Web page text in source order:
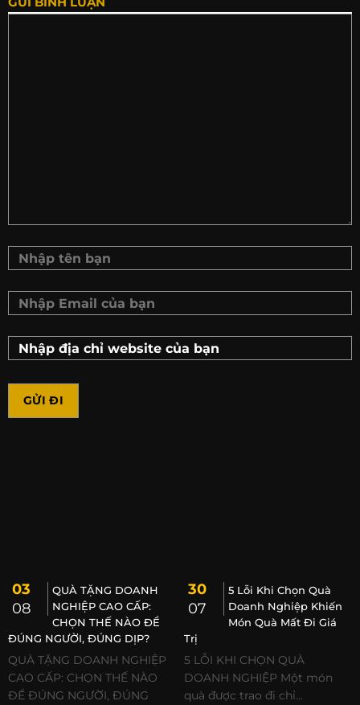
03
08
QUÀ TẶNG DOANH
NGHIỆP CAO CẤP:
CHỌN THẾ NÀO ĐỂ
ĐÚNG NGƯỜI, ĐÚNG DỊP?
QUÀ TẶNG DOANH NGHIỆP
CAO CẤP: CHỌN THẾ NÀO
ĐỂ ĐÚNG NGƯỜI, ĐÚNG
30
07
5 Lỗi Khi Chọn Quà
Doanh Nghiệp Khiến
Món Quà Mất Đi Giá
Trị
5 LỖI KHI CHỌN QUÀ
DOANH NGHIỆP Một món
quà được trao đi chỉ...